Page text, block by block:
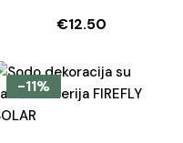
€12.50
-11%